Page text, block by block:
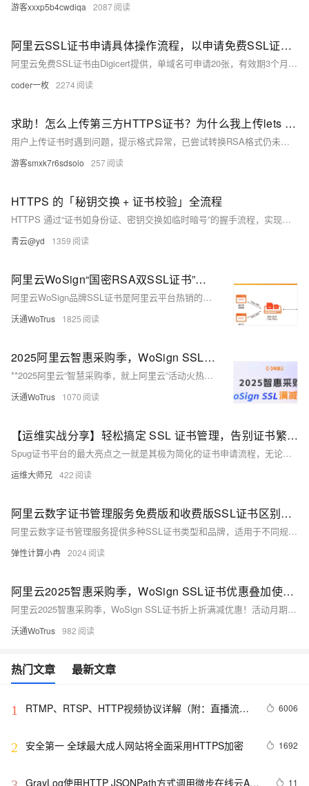
游客xxxp5b4cwdiqa 2087
阿里云SSL证书申请具体操作流程，以申请免费SSL证书为例
阿里云免费SSL证书由Digicert提供，单域名可申请20张，有效期3个月。通过数字证书管理控制台，完成购买、域名验证（DNS或文件）、提交审核后下载，支持Nginx、Apache等多服务器格式。
coder一枚 2274
求助！怎么上传第三方HTTPS证书？为什么我上传lets encrypt的证书显示私钥格式异常？
用户上传证书时遇到问题，提示格式异常，已尝试转换RSA格式仍未解决。
游客smxk7r6sdsoio 257
HTTPS 的「秘钥交换 + 证书校验」全流程
HTTPS 通过“证书如身份证、密钥交换如临时暗号”的握手流程，实现身份认证与数据加密双重保障，确保通信安全可靠。
青云@yd 1359
阿里云WoSign“国密RSA双SSL证书”应用实践
阿里云WoSign品牌SSL证书是阿里云平台热销的国产品牌证书之一，支持签发国密合规的SM2算法SSL证书以及全球信任的RSA算法SSL证书，能够满足平台用户不同的SSL证书应用需求，同时为用户提供国密模块支持，实现“国密/RSA双证书部署”。
沃通WoTrus 1825
2025阿里云智惠采购季，WoSign SSL国产证书折上折满减优惠
**2025阿里云“智慧采购季，就上阿里云”活动火热进行中！** 3月1日至31日，阿里云WoSign品牌SSL证书新老用户同享折上折满减优惠。DV SSL证书低至220元/年起，轻松实现HTTPS加密，保障数据传输安全。领取“智惠采购季上云礼包”，先领券再下单，享受满减优惠。WoSign品牌SSL证书国密RSA双算法支持，确保广泛兼容与可靠部署。
沃通WoTrus 1070
【运维实战分享】轻松搞定 SSL 证书管理，告别证书繁琐操作
Spug证书平台的最大亮点之一就是其极为简化的证书申请流程，无论是新手还是经验丰富的运维专家，都可以在几分钟内轻松完成证书的申请，通过微信扫码直接登录申请，无需复杂注册，整个过程既方便又快捷。
运维大师兄 422
阿里云数字证书管理服务免费版和收费版SSL证书区别、收费标准、申请及部署教程参考
阿里云数字证书管理服务提供多种SSL证书类型和品牌，适用于不同规模的网站，包括但不限于电商、小型企业、大型企业或个人等。阿里云SSL证书有收费版的也有免费版的，有的新手用户由于是初次在阿里云申请SSL证书，可能不是很清楚免费版证书的申请和部署流程，本文为以图文形式为大家展示阿里云免费版SSL证书最新的申请及部署教程，以供参考。
弹性计算小冉 2024
阿里云2025智惠采购季，WoSign SSL证书优惠叠加使用攻略
阿里云2025智惠采购季，WoSign SSL证书折上折满减优惠！活动月期间（2025年03月01日至03月31日）活动折扣叠加满减优惠券，具体如何操作才能获取组合优惠价格呢？快来get优惠券组合使用攻略吧！
沃通WoTrus 982
热门文章 最新文章
1
RTMP、RTSP、HTTP视频协议详解（附：直播流地
6006
2 安全第一 全球最大成人网站将全面采用HTTPS加密 1692
GrayLog使用HTTP JSONPath方式调用微步在线云API 11